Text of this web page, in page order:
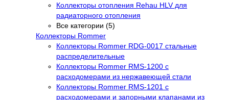
Коллекторы отопления Rehau HLV для
радиаторного отопления
Все категории (5)
Коллекторы Rommer
Коллекторы Rommer RDG-0017 стальные
распределительные
Коллекторы Rommer RMS-1200 с
расходомерами из нержавеющей стали
Коллекторы Rommer RMS-1201 с
расходомерами и запорными клапанами из